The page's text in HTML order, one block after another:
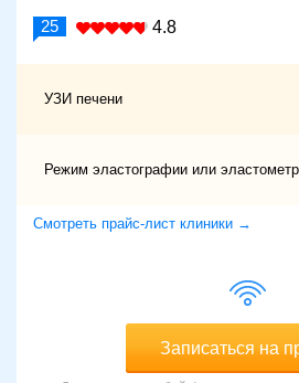
25 4.8
УЗИ печени
Режим эластографии или
Смотреть прайс-лист клиники →
Записаться на